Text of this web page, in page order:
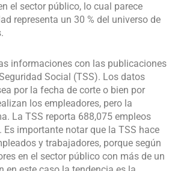
el sector público, lo cual parece
representa un 30 % del universo de
informaciones con las publicaciones
Social (TSS). Los datos
por la fecha de corte o bien por
los empleadores, pero la
La TSS reporta 688,075 empleos
importante notar que la TSS hace
y trabajadores, porque según
en el sector público con más de un